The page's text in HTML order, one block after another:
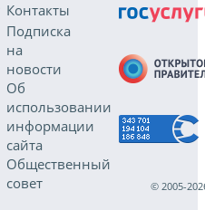
Контакты
Подписка
на
новости
Об
использовании
информации
сайта
Общественный
совет
© 2005-